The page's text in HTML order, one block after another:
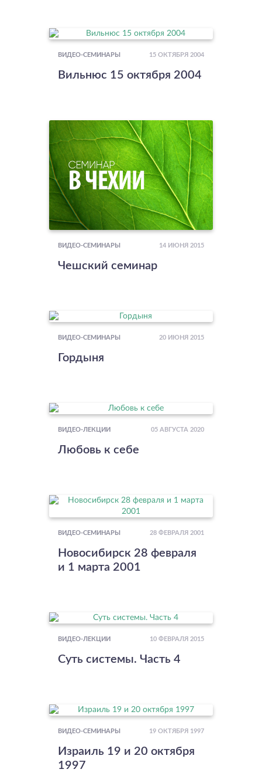
ВИДЕО-СЕМИНАРЫ 15 ОКТЯБРЯ 2004
Вильнюс 15 октября 2004
ВИДЕО-СЕМИНАРЫ 14 ИЮНЯ 2015
Чешский семинар
ВИДЕО-СЕМИНАРЫ 20 ИЮНЯ 2015
Гордыня
ВИДЕО-ЛЕКЦИИ 05 АВГУСТА 2020
Любовь к себе
ВИДЕО-СЕМИНАРЫ 28 ФЕВРАЛЯ 2001
Новосибирск 28 февраля
и 1 марта 2001
ВИДЕО-ЛЕКЦИИ 10 ФЕВРАЛЯ 2015
Суть системы. Часть 4
ВИДЕО-СЕМИНАРЫ 19 ОКТЯБРЯ 1997
Израиль 19 и 20 октября
1997